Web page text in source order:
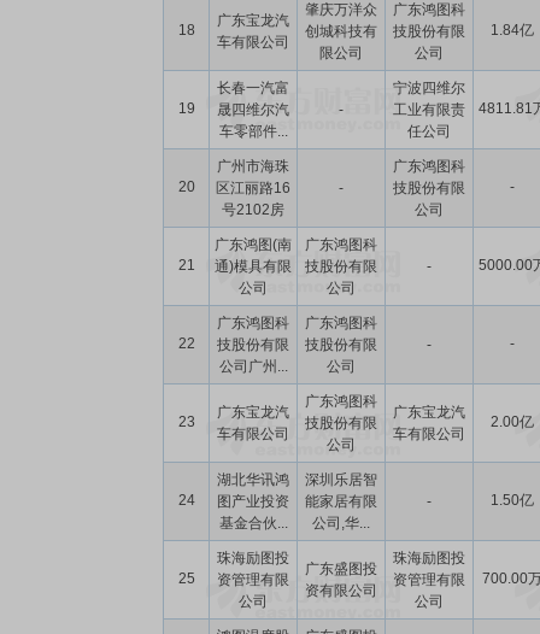
18
广东宝龙汽
车有限公司
肇庆万洋众
创城科技有
限公司
广东鸿图科
技股份有限
公司
1.84亿
19
长春一汽富
晟四维尔汽
车零部件...
-
宁波四维尔
工业有限责
任公司
4811.81
20
广州市海珠
区江丽路16
号2102房
-
广东鸿图科
技股份有限
公司
-
21
广东鸿图(南
通)模具有限
公司
广东鸿图科
技股份有限
公司
- 5000.00
22
广东鸿图科
技股份有限
公司广州...
广东鸿图科
技股份有限
公司
- -
23
广东宝龙汽
车有限公司
广东鸿图科
技股份有限
公司
广东宝龙汽
车有限公司
2.00亿
24
湖北华讯鸿
图产业投资
基金合伙...
深圳乐居智
能家居有限
公司,华...
- 1.50亿
25
珠海励图投
资管理有限
公司
广东盛图投
资有限公司
珠海励图投
资管理有限
公司
700.00